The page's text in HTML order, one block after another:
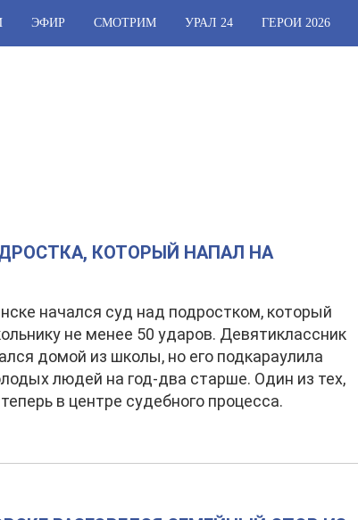
ЭФИР СМОТРИМ УРАЛ 24 ГЕРОИ 2026
КОТОРЫЙ НАПАЛ НА
начался суд над подростком, который
не менее 50 ударов. Девятиклассник
домой из школы, но его подкараулила
людей на год-два старше. Один из тех,
в центре судебного процесса.